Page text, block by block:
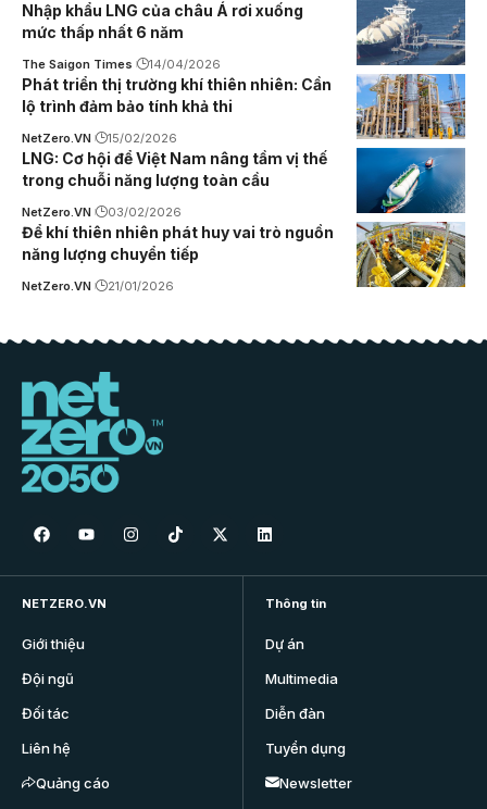
Nhập khẩu LNG của châu Á rơi xuống
mức thấp nhất 6 năm
The Saigon Times 14/04/2026
Phát triển thị trường khí thiên nhiên: Cần
lộ trình đảm bảo tính khả thi
NetZero.VN 15/02/2026
LNG: Cơ hội để Việt Nam nâng tầm vị thế
trong chuỗi năng lượng toàn cầu
NetZero.VN 03/02/2026
Để khí thiên nhiên phát huy vai trò nguồn
năng lượng chuyển tiếp
NetZero.VN 21/01/2026
NETZERO.VN
Giới thiệu
Đội ngũ
Đối tác
Liên hệ
Quảng cáo
Thông tin
Dự án
Multimedia
Diễn đàn
Tuyển dụng
Newsletter